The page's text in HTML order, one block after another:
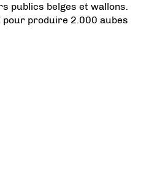
publics belges et wallons.
pour produire 2.000 aubes